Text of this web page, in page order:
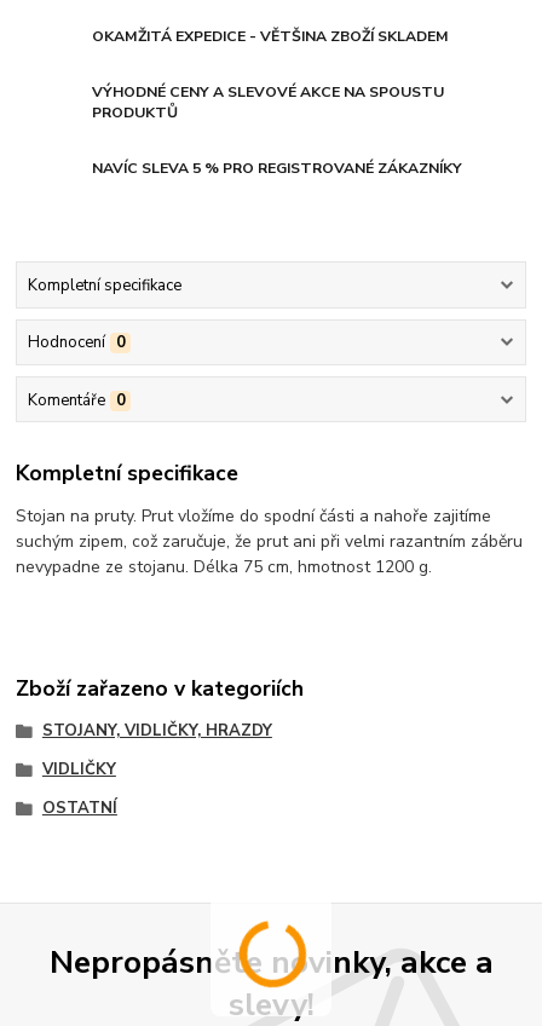
OKAMŽITÁ EXPEDICE - VĚTŠINA ZBOŽÍ SKLADEM
VÝHODNÉ CENY A SLEVOVÉ AKCE NA SPOUSTU
PRODUKTŮ
NAVÍC SLEVA 5 % PRO REGISTROVANÉ ZÁKAZNÍKY
Kompletní specifikace
Hodnocení 0
Komentáře 0
Kompletní specifikace
Stojan na pruty. Prut vložíme do spodní části a nahoře zajitíme
suchým zipem, což zaručuje, že prut ani při velmi razantním záběru
nevypadne ze stojanu. Délka 75 cm, hmotnost 1200 g.
Zboží zařazeno v kategoriích
STOJANY, VIDLIČKY, HRAZDY
VIDLIČKY
OSTATNÍ
Nepropásněte novinky, akce a
slevy!